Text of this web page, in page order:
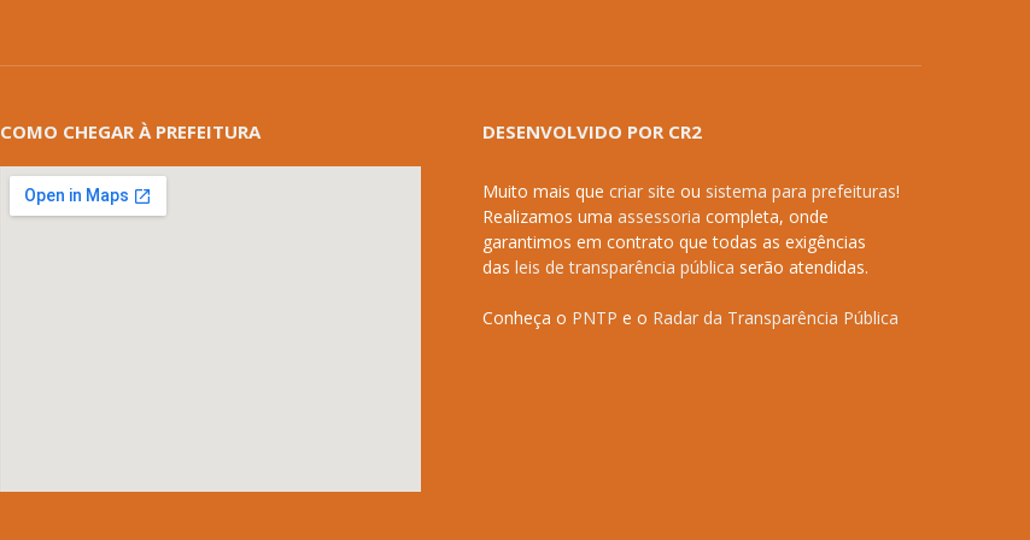
COMO CHEGAR À PREFEITURA DESENVOLVIDO POR CR2
Muito mais que criar site ou sistema para prefeituras!
Realizamos uma assessoria completa, onde
garantimos em contrato que todas as exigências
das leis de transparência pública serão atendidas.
Conheça o PNTP e o Radar da Transparência Pública